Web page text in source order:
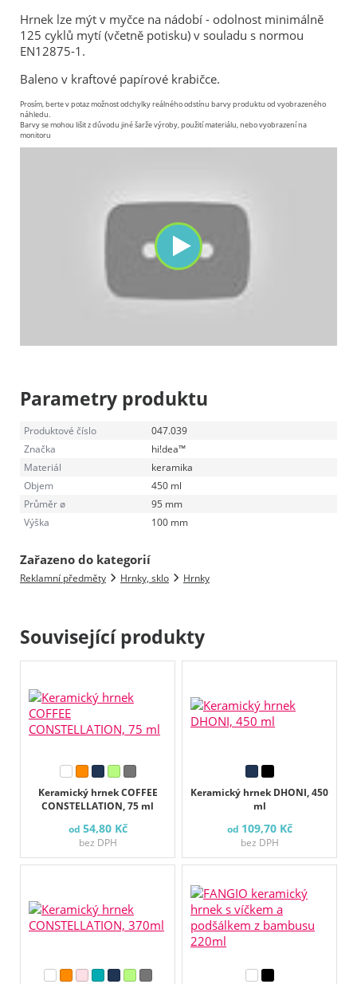
Hrnek lze mýt v myčce na nádobí - odolnost minimálně
125 cyklů mytí (včetně potisku) v souladu s normou
EN12875-1.
Baleno v kraftové papírové krabičce.
Prosím, berte v potaz možnost odchylky reálného odstínu barvy produktu od vyobrazeného
náhledu.
Barvy se mohou lišit z důvodu jiné šarže výroby, použití materiálu, nebo vyobrazení na
monitoru
https://www.youtube.com/watch?v=1R3ISTIIbys
Parametry produktu
Produktové číslo
047.039
Značka
hi!dea™
Materiál
keramika
Objem
450 ml
Průměr ø
95 mm
Výška
100 mm
Zařazeno do kategorií
Reklamní předměty Hrnky, sklo Hrnky
Související produkty
Keramický hrnek COFFEE
CONSTELLATION, 75 ml
od 54,80 Kč
bez DPH
Keramický hrnek DHONI, 450
ml
od 109,70 Kč
bez DPH